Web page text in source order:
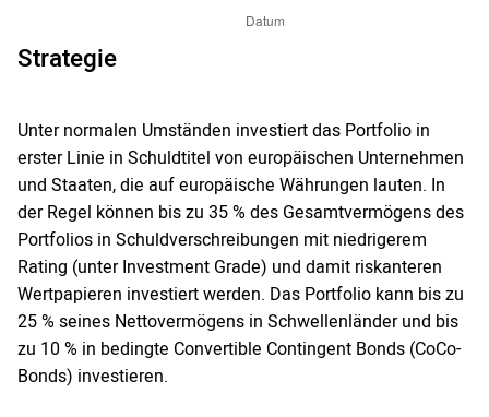
Strategie
Unter normalen Umständen investiert das Portfolio in
erster Linie in Schuldtitel von europäischen Unternehmen
und Staaten, die auf europäische Währungen lauten. In
der Regel können bis zu 35 % des Gesamtvermögens des
Portfolios in Schuldverschreibungen mit niedrigerem
Rating (unter Investment Grade) und damit riskanteren
Wertpapieren investiert werden. Das Portfolio kann bis zu
25 % seines Nettovermögens in Schwellenländer und bis
zu 10 % in bedingte Convertible Contingent Bonds (CoCo-
Bonds) investieren.